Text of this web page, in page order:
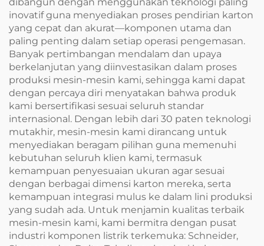
dibangun dengan menggunakan teknologi paling
inovatif guna menyediakan proses pendirian karton
yang cepat dan akurat—komponen utama dan
paling penting dalam setiap operasi pengemasan.
Banyak pertimbangan mendalam dan upaya
berkelanjutan yang diinvestasikan dalam proses
produksi mesin-mesin kami, sehingga kami dapat
dengan percaya diri menyatakan bahwa produk
kami bersertifikasi sesuai seluruh standar
internasional. Dengan lebih dari 30 paten teknologi
mutakhir, mesin-mesin kami dirancang untuk
menyediakan beragam pilihan guna memenuhi
kebutuhan seluruh klien kami, termasuk
kemampuan penyesuaian ukuran agar sesuai
dengan berbagai dimensi karton mereka, serta
kemampuan integrasi mulus ke dalam lini produksi
yang sudah ada. Untuk menjamin kualitas terbaik
mesin-mesin kami, kami bermitra dengan pusat
industri komponen listrik terkemuka: Schneider,